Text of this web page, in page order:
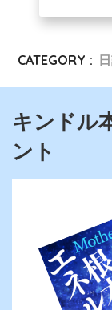
CATEGORY :
キンドル
ント